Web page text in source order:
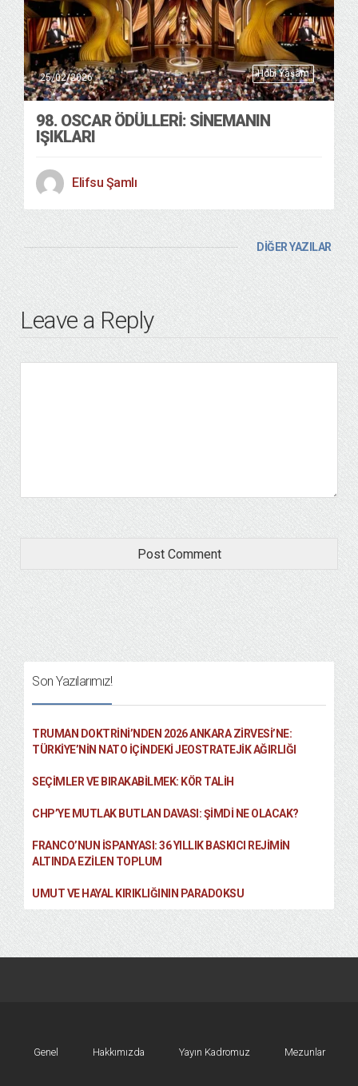
Hobi Yaşam
25/02/2026
98. OSCAR ÖDÜLLERİ: SİNEMANIN
IŞIKLARI
Elifsu Şamlı
DİĞER YAZILAR
Leave a Reply
Son Yazılarımız!
TRUMAN DOKTRINI’NDEN 2026 ANKARA ZIRVESI’NE:
TÜRKIYE’NIN NATO İÇINDEKI JEOSTRATEJIK AĞIRLIĞI
SEÇIMLER VE BIRAKABILMEK: KÖR TALIH
CHP’YE MUTLAK BUTLAN DAVASI: ŞİMDİ NE OLACAK?
FRANCO’NUN İSPANYASI: 36 YILLIK BASKICI REJIMIN
ALTINDA EZILEN TOPLUM
UMUT VE HAYAL KIRIKLIĞININ PARADOKSU
Genel Hakkımızda Yayın Kadromuz Mezunlar